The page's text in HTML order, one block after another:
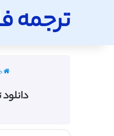
ترجمه
دانلود